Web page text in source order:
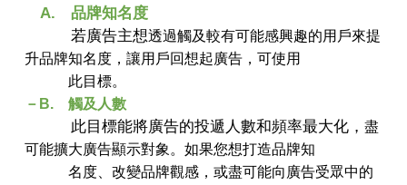
A. 品牌知名度
若廣告主想透過觸及較有可能感興趣的用戶來提
升品牌知名度，讓用戶回想起廣告，可使用
此目標。
－B. 觸及人數
此目標能將廣告的投遞人數和頻率最大化， 盡
可能擴大廣告顯示對象。 如果您想打造品牌知
名度、改變品牌觀感，或盡可能向廣告受眾中的